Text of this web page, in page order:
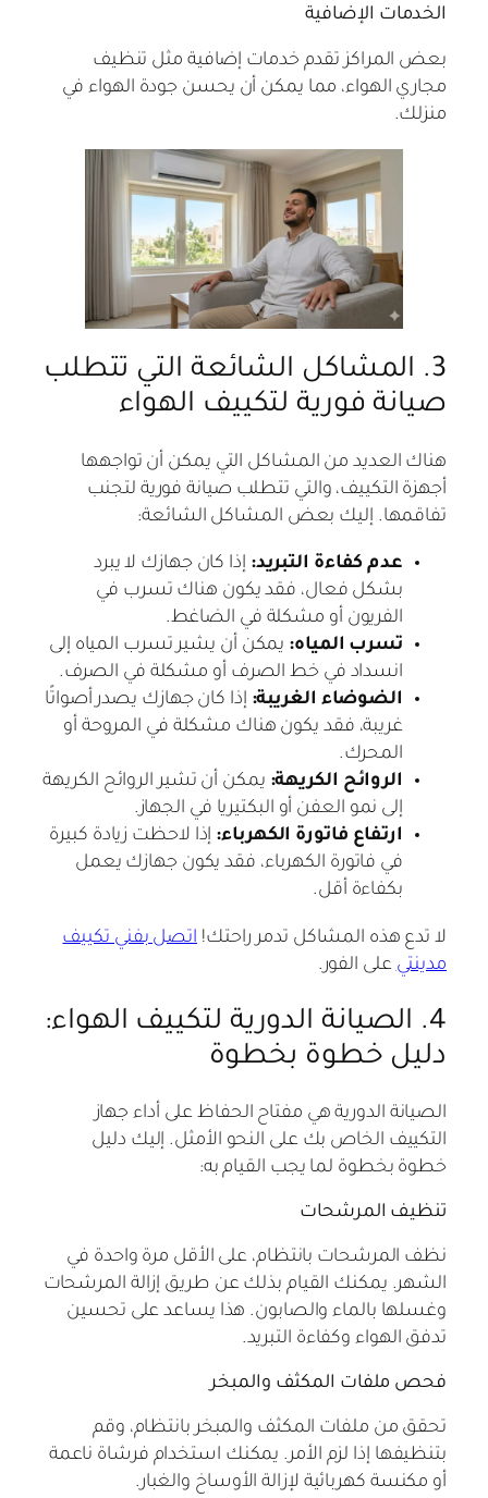
الخدمات الإضافية
بعض المراكز تقدم خدمات إضافية مثل تنظيف
مجاري الهواء، مما يمكن أن يحسن جودة الهواء في
منزلك.
3. المشاكل الشائعة التي تتطلب
صيانة فورية لتكييف الهواء
هناك العديد من المشاكل التي يمكن أن تواجهها
أجهزة التكييف، والتي تتطلب صيانة فورية لتجنب
تفاقمها. إليك بعض المشاكل الشائعة:
عدم كفاءة التبريد: إذا كان جهازك لا يبرد
بشكل فعال، فقد يكون هناك تسرب في
الفريون أو مشكلة في الضاغط.
تسرب المياه: يمكن أن يشير تسرب المياه إلى
انسداد في خط الصرف أو مشكلة في الصرف.
الضوضاء الغريبة: إذا كان جهازك يصدر أصواتًا
غريبة، فقد يكون هناك مشكلة في المروحة أو
المحرك.
الروائح الكريهة: يمكن أن تشير الروائح الكريهة
إلى نمو العفن أو البكتيريا في الجهاز.
ارتفاع فاتورة الكهرباء: إذا لاحظت زيادة كبيرة
في فاتورة الكهرباء، فقد يكون جهازك يعمل
بكفاءة أقل.
لا تدع هذه المشاكل تدمر راحتك! اتصل بفني تكييف
مدينتيعلى الفور.
4. الصيانة الدورية لتكييف الهواء:
دليل خطوة بخطوة
الصيانة الدورية هي مفتاح الحفاظ على أداء جهاز
التكييف الخاص بك على النحو الأمثل. إليك دليل
خطوة بخطوة لما يجب القيام به:
تنظيف المرشحات
نظف المرشحات بانتظام، على الأقل مرة واحدة في
الشهر. يمكنك القيام بذلك عن طريق إزالة المرشحات
وغسلها بالماء والصابون. هذا يساعد على تحسين
تدفق الهواء وكفاءة التبريد.
فحص ملفات المكثف والمبخر
تحقق من ملفات المكثف والمبخر بانتظام، وقم
بتنظيفها إذا لزم الأمر. يمكنك استخدام فرشاة ناعمة
أو مكنسة كهربائية لإزالة الأوساخ والغبار.